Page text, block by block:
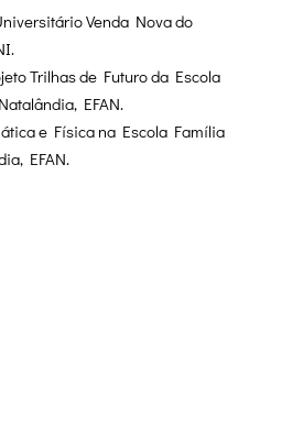
Venda Nova do
Trilhas de Futuro da Escola
EFAN.
e Física na Escola Família
EFAN.